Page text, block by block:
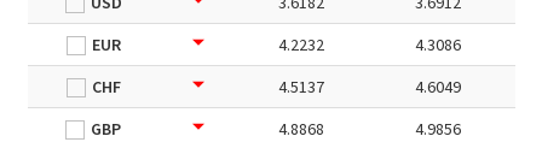
EUR
4.2232
4.3086
CHF
4.5137
4.6049
GBP
4.8868 4.9856